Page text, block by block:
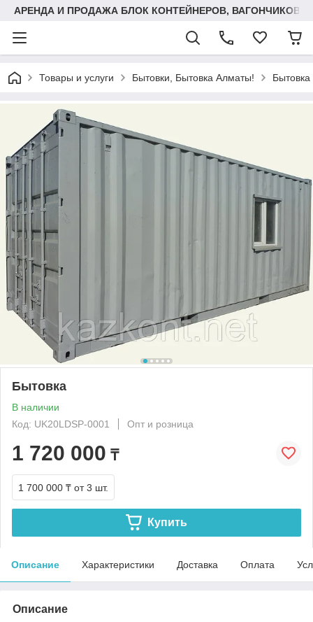
АРЕНДА И ПРОДАЖА БЛОК КОНТЕЙНЕРОВ, ВАГОНЧИКОВ,
Товары и услуги Бытовки, Бытовка Алматы! Бытовка
Бытовка
В наличии
Код: UK20LDSP-0001
Опт и розница
1 720 000 ₸
1 700 000 ₸ от 3 шт.
Купить
Описание Характеристики Доставка Оплата
Описание